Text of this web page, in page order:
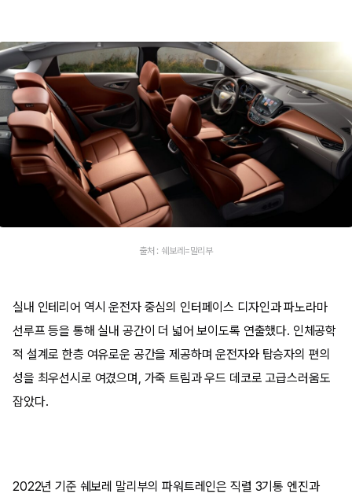
출처 : 쉐보레=말리부
실내 인테리어 역시 운전자 중심의 인터페이스 디자인과 파노라마
선루프 등을 통해 실내 공간이 더 넓어 보이도록 연출했다. 인체공학
적 설계로 한층 여유로운 공간을 제공하며 운전자와 탑승자의 편의
성을 최우선시로 여겼으며, 가죽 트림과 우드 데코로 고급스러움도
잡았다.
2022년 기준 쉐보레 말리부의 파워트레인은 직렬 3기통 엔진과